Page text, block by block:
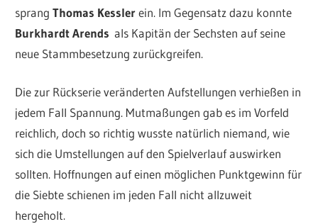
sprangThomas Kesslerein. Im Gegensatz dazu konnte
Burkhardt Arendsals Kapitän der Sechsten auf seine
neue Stammbesetzung zurückgreifen.
Die zur Rückserie veränderten Aufstellungen verhießen in
jedem Fall Spannung. Mutmaßungen gab es im Vorfeld
reichlich, doch so richtig wusste natürlich niemand, wie
sich die Umstellungen auf den Spielverlauf auswirken
sollten. Hoffnungen auf einen möglichen Punktgewinn für
die Siebte schienen im jeden Fall nicht allzuweit
hergeholt.